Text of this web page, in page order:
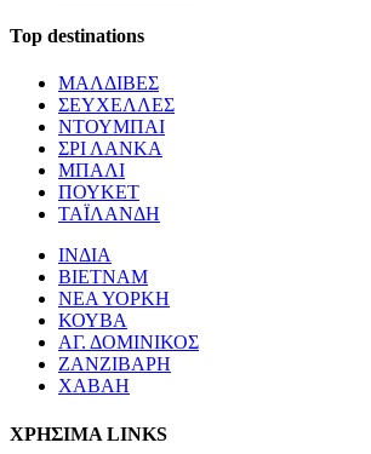
Top destinations
ΜΑΛΔΙΒΕΣ
ΣΕΥΧΕΛΛΕΣ
ΝΤΟΥΜΠΑΙ
ΣΡΙ ΛΑΝΚΑ
ΜΠΑΛΙ
ΠΟΥΚΕΤ
ΤΑΪΛΑΝΔΗ
ΙΝΔΙΑ
ΒΙΕΤΝΑΜ
ΝΕΑ ΥΟΡΚΗ
ΚΟΥΒΑ
ΑΓ. ΔΟΜΙΝΙΚΟΣ
ΖΑΝΖΙΒΑΡΗ
ΧΑΒΑΗ
ΧΡΗΣΙΜΑ LINKS